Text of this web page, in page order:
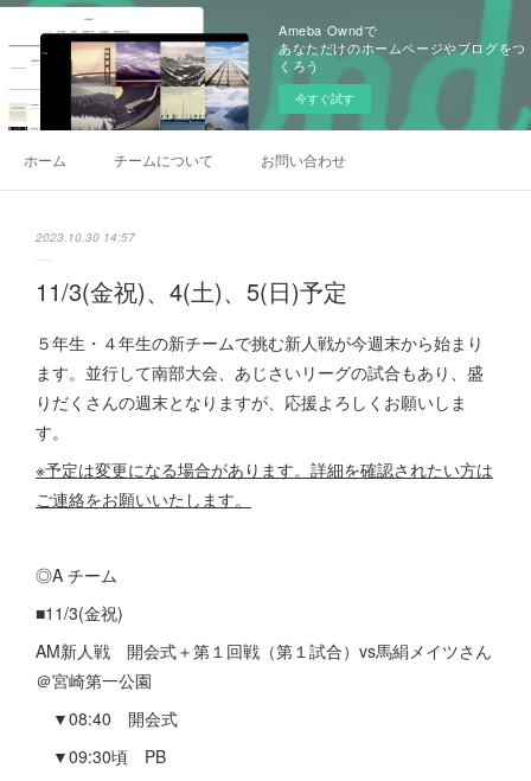
Ameba Owndで
あなただけのホームページやブログをつ
くろう
今すぐ試す
ホーム チームについて お問い合わせ
2023.10.30 14:57
11/3(金祝)、4(土)、5(日)予定
５年生・４年生の新チームで挑む新人戦が今週末から始まり
ます。並行して南部大会、あじさいリーグの試合もあり、盛
りだくさんの週末となりますが、応援よろしくお願いしま
す。
※予定は変更になる場合があります。詳細を確認されたい方は
ご連絡をお願いいたします。
◎A チーム
■11/3(金祝)
AM新人戦 開会式＋第１回戦（第１試合）vs馬絹メイツさん
＠宮崎第一公園
▼08:40 開会式
▼09:30頃 PB